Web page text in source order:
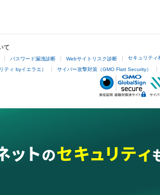
て
パスワード漏洩診断 Webサイトリスク診断 セキュリティ
ティ byイエラエ） サイバー攻撃対策（GMO Flatt Security）